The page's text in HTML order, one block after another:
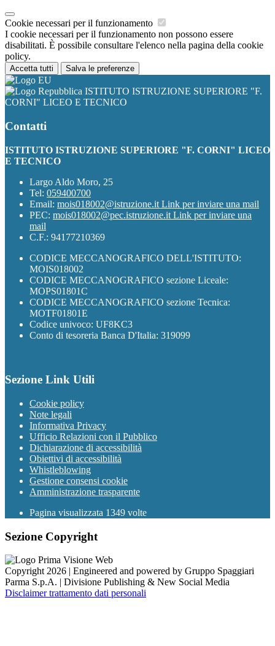
Cookie necessari per il funzionamento
I cookie necessari per il funzionamento non possono essere
disabilitati. È possibile consultare l'elenco nella pagina della cookie
policy.
Accetta tutti Salva le preferenze
ISTITUTO ISTRUZIONE SUPERIORE "F.
CORNI" LICEO E TECNICO
Contatti
ISTITUTO ISTRUZIONE SUPERIORE "F. CORNI" LICEO
E TECNICO
Largo Aldo Moro, 25
Tel: 059400700
Email: mois018002@istruzione.it Link per inviare una mail
PEC: mois018002@pec.istruzione.it Link per inviare una
mail
C.F.: 94177210369
CODICE MECCANOGRAFICO DELL'ISTITUTO:
MOIS018002
CODICE MECCANOGRAFICO sezione Liceale:
MOPS01801C
CODICE MECCANOGRAFICO sezione Tecnica:
MOTF01801E
Codice univoco: UF8KC3
Conto di tesoreria Banca D'Italia: 319099
Sezione Link Utili
Cookie policy
Note legali
Informativa Privacy
Ufficio Relazioni con il Pubblico
Dichiarazione di accessibilità
Obiettivi di accessibilità
Whistleblowing
Gestione consensi cookie
Amministrazione trasparente
Pagina visualizzata 1349 volte
Sezione Copyright
Copyright 2026 | Engineered and powered by Gruppo Spaggiari
Parma S.p.A. | Divisione Publishing & New Social Media
Disclaimer trattamento dati personali